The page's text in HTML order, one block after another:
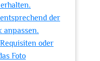
der
anpassen.
oder
Foto